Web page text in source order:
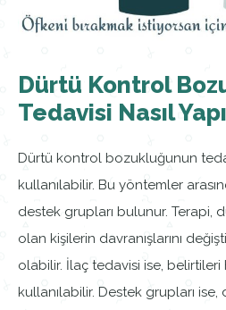
Dürtü Kontrol
Tedavisi Nasıl
Dürtü kontrol bozukluğunun
kullanılabilir. Bu yöntemler
destek grupları bulunur. Terapi,
olan kişilerin davranışlarını
olabilir. İlaç tedavisi ise,
kullanılabilir. Destek grupları